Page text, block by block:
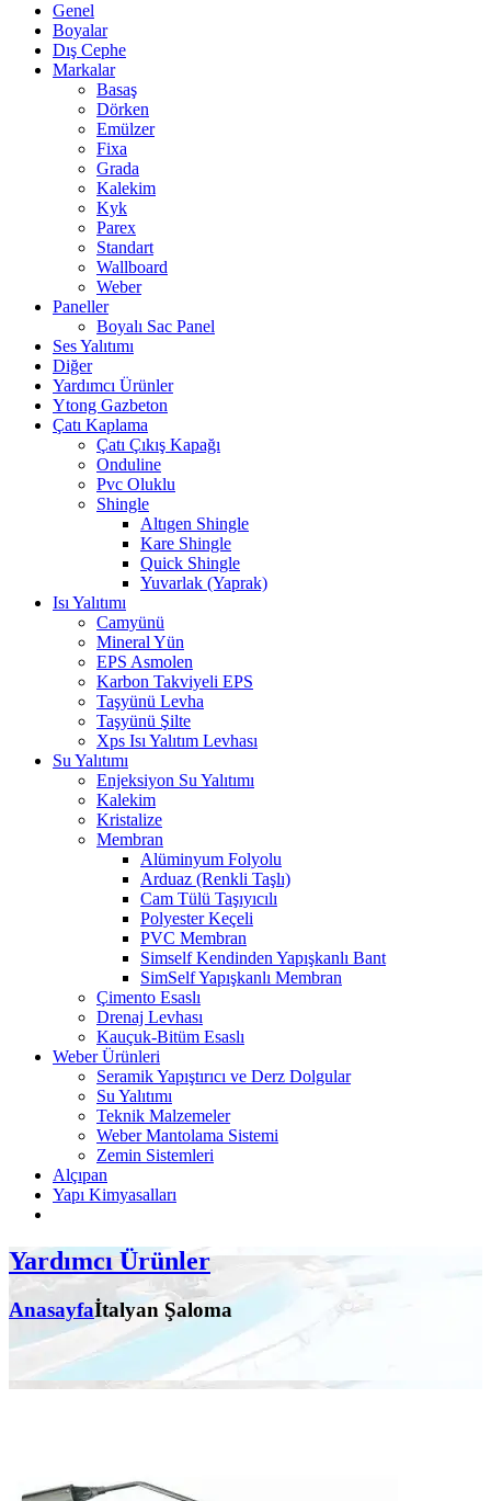
Genel
Boyalar
Dış Cephe
Markalar
Basaş
Dörken
Emülzer
Fixa
Grada
Kalekim
Kyk
Parex
Standart
Wallboard
Weber
Paneller
Boyalı Sac Panel
Ses Yalıtımı
Diğer
Yardımcı Ürünler
Ytong Gazbeton
Çatı Kaplama
Çatı Çıkış Kapağı
Onduline
Pvc Oluklu
Shingle
Altıgen Shingle
Kare Shingle
Quick Shingle
Yuvarlak (Yaprak)
Isı Yalıtımı
Camyünü
Mineral Yün
EPS Asmolen
Karbon Takviyeli EPS
Taşyünü Levha
Taşyünü Şilte
Xps Isı Yalıtım Levhası
Su Yalıtımı
Enjeksiyon Su Yalıtımı
Kalekim
Kristalize
Membran
Alüminyum Folyolu
Arduaz (Renkli Taşlı)
Cam Tülü Taşıyıcılı
Polyester Keçeli
PVC Membran
Simself Kendinden Yapışkanlı Bant
SimSelf Yapışkanlı Membran
Çimento Esaslı
Drenaj Levhası
Kauçuk-Bitüm Esaslı
Weber Ürünleri
Seramik Yapıştırıcı ve Derz Dolgular
Su Yalıtımı
Teknik Malzemeler
Weber Mantolama Sistemi
Zemin Sistemleri
Alçıpan
Yapı Kimyasalları
Yardımcı Ürünler
Anasayfaİtalyan Şaloma